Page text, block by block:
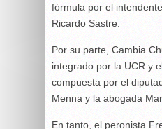
fórmula por el
Ricardo Sastre.
Por su parte, Cambia
integrado por la UCR y
compuesta por el
Menna y la abogada
En tanto, el peronista